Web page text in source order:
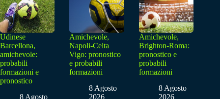
Udinese
Barcellona,
amichevole:
probabili
formazioni e
pronostico
8 Agosto
Amichevole,
Napoli-Celta
Vigo: pronostico
e probabili
formazioni
8 Agosto
2026
Amichevole,
Brighton-Roma:
pronostico e
probabili
formazioni
8 Agosto
2026